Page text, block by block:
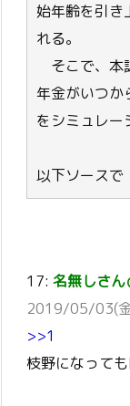
始年齢を引き
れる。
そこで、本
年金がいつか
をシミュレー
以下ソースで
17: 名無しさ
2019/05/03(
>>1
枝野になっても